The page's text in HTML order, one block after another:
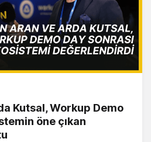
Kutsal, Workup Demo
öne çıkan